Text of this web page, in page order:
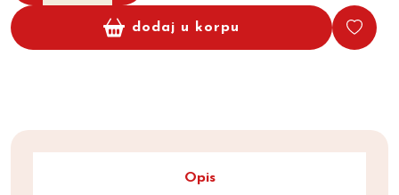
dodaj u korpu
Opis